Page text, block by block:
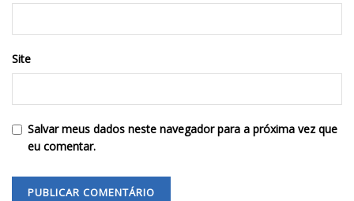
Site
Salvar meus dados neste navegador para a próxima vez que
eu comentar.